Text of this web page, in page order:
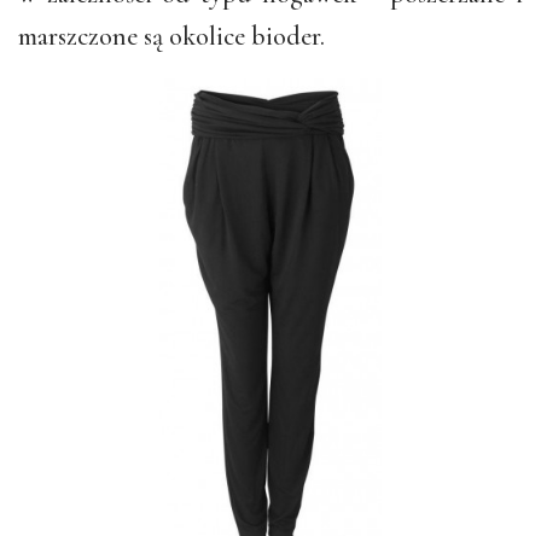
marszczone są okolice bioder.